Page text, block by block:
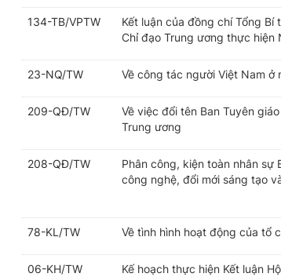
134-TB/VPTW
Kết luận của đồng chí Tổng
Chỉ đạo Trung ương thực hiện
23-NQ/TW Về công tác người Việt Nam ở
209-QĐ/TW
Về việc đổi tên Ban Tuyên
Trung ương
208-QĐ/TW
Phân công, kiện toàn nhân sự
công nghệ, đổi mới sáng tạo
78-KL/TW Về tình hình hoạt động của tổ
06-KH/TW
Kế hoạch thực hiện Kết luận